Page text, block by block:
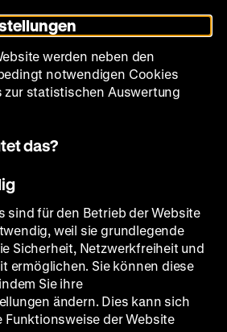
20.00 - 00.00 Uhr
Heiner Carow, B: Wolfram Witt,
gleichnamigen Erzählung von
werden neben den
notwendigen Cookies
zur statistischen Auswertung
das?
sind für den Betrieb der Website
weil sie grundlegende
Sicherheit, Netzwerkfreiheit und
ermöglichen. Sie können diese
Sie ihre
ändern. Dies kann sich
Funktionsweise der Website